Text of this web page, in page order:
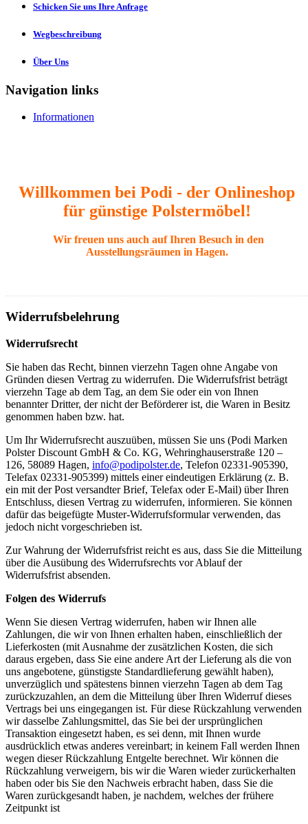
Schicken Sie uns Ihre Anfrage
Wegbeschreibung
Über Uns
Navigation links
Informationen
Willkommen bei Podi - der Onlineshop
für günstige Polstermöbel!
Wir freuen uns auch auf Ihren Besuch in den
Ausstellungsräumen in Hagen.
Widerrufsbelehrung
Widerrufsrecht
Sie haben das Recht, binnen vierzehn Tagen ohne Angabe von
Gründen diesen Vertrag zu widerrufen. Die Widerrufsfrist beträgt
vierzehn Tage ab dem Tag, an dem Sie oder ein von Ihnen
benannter Dritter, der nicht der Beförderer ist, die Waren in Besitz
genommen haben bzw. hat.
Um Ihr Widerrufsrecht auszuüben, müssen Sie uns (Podi Marken
Polster Discount GmbH & Co. KG, Wehringhauserstraße 120 –
126, 58089 Hagen, info@podipolster.de, Telefon 02331-905390,
Telefax 02331-905399) mittels einer eindeutigen Erklärung (z. B.
ein mit der Post versandter Brief, Telefax oder E-Mail) über Ihren
Entschluss, diesen Vertrag zu widerrufen, informieren. Sie können
dafür das beigefügte Muster-Widerrufsformular verwenden, das
jedoch nicht vorgeschrieben ist.
Zur Wahrung der Widerrufsfrist reicht es aus, dass Sie die Mitteilung
über die Ausübung des Widerrufsrechts vor Ablauf der
Widerrufsfrist absenden.
Folgen des Widerrufs
Wenn Sie diesen Vertrag widerrufen, haben wir Ihnen alle
Zahlungen, die wir von Ihnen erhalten haben, einschließlich der
Lieferkosten (mit Ausnahme der zusätzlichen Kosten, die sich
daraus ergeben, dass Sie eine andere Art der Lieferung als die von
uns angebotene, günstigste Standardlieferung gewählt haben),
unverzüglich und spätestens binnen vierzehn Tagen ab dem Tag
zurückzuzahlen, an dem die Mitteilung über Ihren Widerruf dieses
Vertrags bei uns eingegangen ist. Für diese Rückzahlung verwenden
wir dasselbe Zahlungsmittel, das Sie bei der ursprünglichen
Transaktion eingesetzt haben, es sei denn, mit Ihnen wurde
ausdrücklich etwas anderes vereinbart; in keinem Fall werden Ihnen
wegen dieser Rückzahlung Entgelte berechnet. Wir können die
Rückzahlung verweigern, bis wir die Waren wieder zurückerhalten
haben oder bis Sie den Nachweis erbracht haben, dass Sie die
Waren zurückgesandt haben, je nachdem, welches der frühere
Zeitpunkt ist